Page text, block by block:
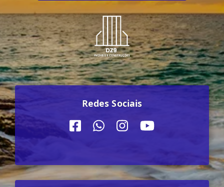
Redes Sociais